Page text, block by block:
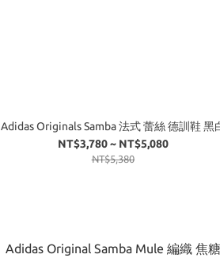
Adidas Originals Samba 法式 蕾絲 德訓鞋 黑
NT$3,780 ~ NT$5,080
NT$5,380